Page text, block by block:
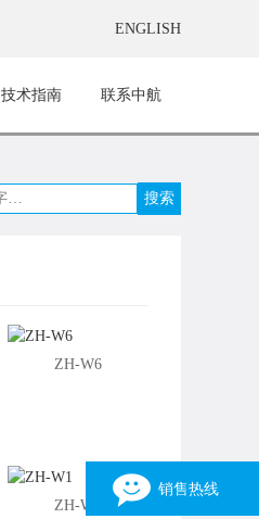
ENGLISH
技术指南 联系中航
ZH-W6
ZH-W1
销售热线